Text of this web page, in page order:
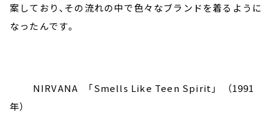
案しており、その流れの中で色々なブランドを着るように
なったんです。
NIRVANA 「Smells Like Teen Spirit」 （1991
年）